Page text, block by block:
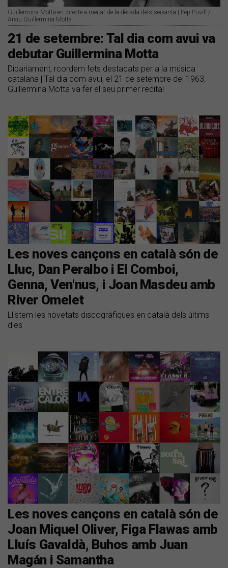
Guillermina Motta en directe a meitat de la dècada dels seixanta | Pep Puvill /
Arxiu Guillermina Motta
21 de setembre: Tal dia com avui va
debutar Guillermina Motta
Dipariament, rcordem fets destacats per a la música
catalana | Tal dia com avui, el 21 de setembre del 1963,
Guillermina Motta va fer el seu primer recital
Les noves cançons en català són de
Lluc, Dan Peralbo i El Comboi,
Genna, Ven'nus, i Joan Masdeu amb
River Omelet
Llistem les novetats discogràfiques en català dels últims
dies
Les noves cançons en català són de
Joan Miquel Oliver, Figa Flawas amb
Lluís Gavaldà, Buhos amb Juan
Magán i Samantha